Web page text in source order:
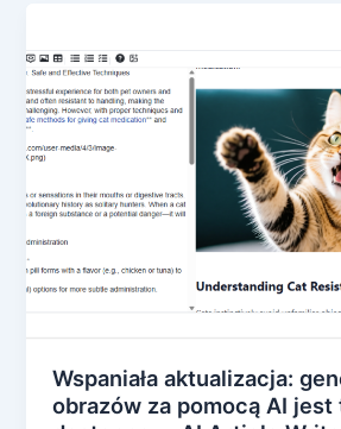
Wspaniała aktualizacja:
obrazów za pomocą AI jest